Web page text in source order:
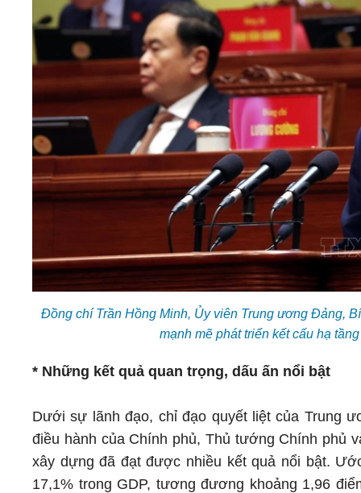
Đồng chí Trần Hồng Minh, Ủy viên Trung ương Đảng,
mạnh mẽ phát triển kết cấu hạ
* Những kết quả quan trọng, dấu ấn nổi bật
Dưới sự lãnh đạo, chỉ đạo quyết liệt của Trung
điều hành của Chính phủ, Thủ tướng Chính phủ
xây dựng đã đạt được nhiều kết quả nổi bật.
17,1% trong GDP, tương đương khoảng 1,96